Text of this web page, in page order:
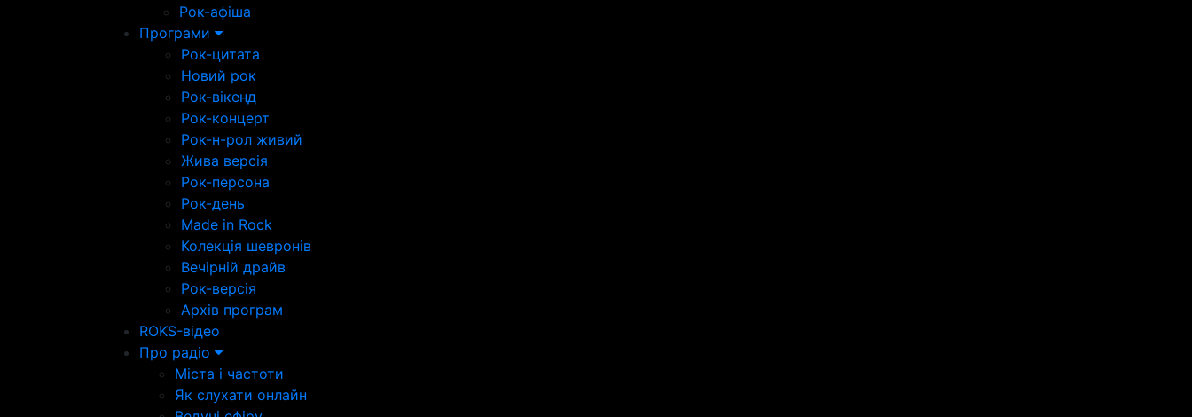
Рок-афіша
Програми
Рок-цитата
Новий рок
Рок-вікенд
Рок-концерт
Рок-н-рол живий
Жива версія
Рок-персона
Рок-день
Made in Rock
Колекція шевронів
Вечірній драйв
Рок-версія
Архів програм
ROKS-відео
Про радіо
Міста і частоти
Як слухати онлайн